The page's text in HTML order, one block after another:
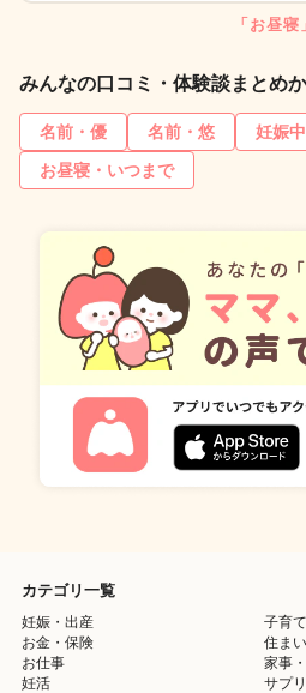
「お昼
みんなの口コミ・体験談まとめ
名前・優 名前・悠 妊娠
お昼寝・いつまで
カテゴリ一覧
妊娠・出産
子育
お金・保険
住まい
お仕事
家事
妊活
サプ